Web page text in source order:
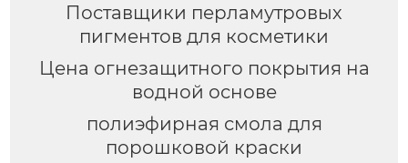
Поставщики перламутровых
пигментов для косметики
Цена огнезащитного покрытия на
водной основе
полиэфирная смола для
порошковой краски